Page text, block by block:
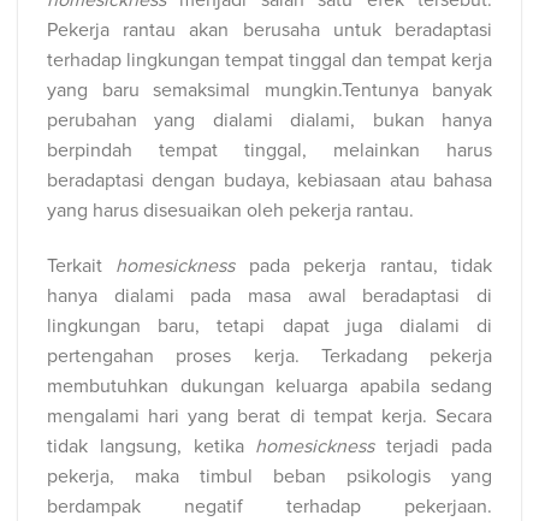
Pekerja rantau akan berusaha untuk beradaptasi
terhadap lingkungan tempat tinggal dan tempat kerja
yang baru semaksimal mungkin.Tentunya banyak
perubahan yang dialami dialami, bukan hanya
berpindah tempat tinggal, melainkan harus
beradaptasi dengan budaya, kebiasaan atau bahasa
yang harus disesuaikan oleh pekerja rantau.
Terkait homesicknesspada pekerja rantau, tidak
hanya dialami pada masa awal beradaptasi di
lingkungan baru, tetapi dapat juga dialami di
pertengahan proses kerja. Terkadang pekerja
membutuhkan dukungan keluarga apabila sedang
mengalami hari yang berat di tempat kerja. Secara
tidak langsung, ketika homesicknessterjadi pada
pekerja, maka timbul beban psikologis yang
berdampak negatif terhadap pekerjaan.